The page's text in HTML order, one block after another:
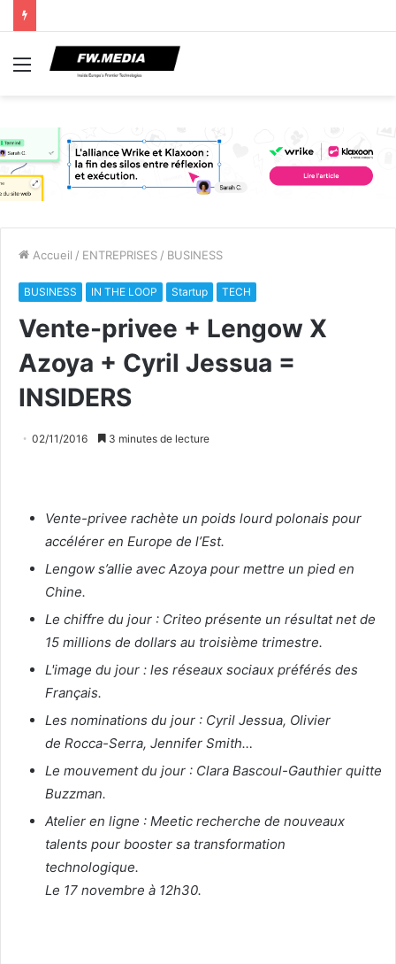
Menu
Accueil / ENTREPRISES / BUSINESS
BUSINESS IN THE LOOP Startup TECH
Vente-privee + Lengow X
Azoya + Cyril Jessua =
INSIDERS
02/11/2016 3 minutes de lecture
Vente-privee rachète un poids lourd polonais pour
accélérer en Europe de l’Est.
Lengow s’allie avec Azoya pour mettre un pied en
Chine.
Le chiffre du jour : Criteo présente un résultat net de
15 millions de dollars au troisième trimestre.
L'image du jour : les réseaux sociaux préférés des
Français.
Les nominations du jour : Cyril Jessua, Olivier
de Rocca-Serra, Jennifer Smith…
Le mouvement du jour : Clara Bascoul-Gauthier quitte
Buzzman.
Atelier en ligne : Meetic recherche de nouveaux
talents pour booster sa transformation
technologique.
Le 17 novembre à 12h30.